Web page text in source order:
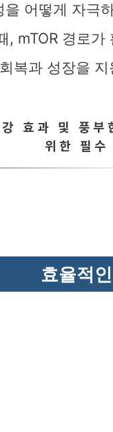
을 어떻게 자극
, mTOR 경로
복과 성장을
효과 및 풍
위한 필
효율적